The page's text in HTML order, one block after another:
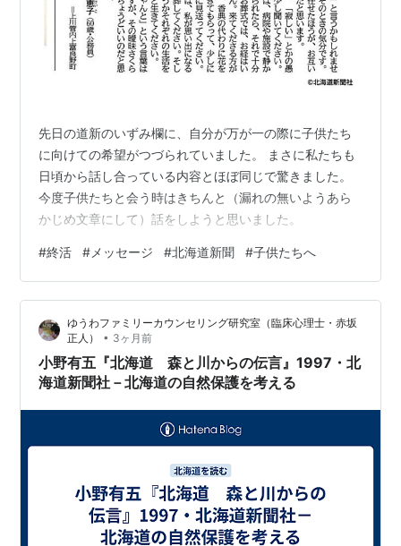
先日の道新のいずみ欄に、自分が万が一の際に子供たち
に向けての希望がつづられていました。 まさに私たちも
日頃から話し合っている内容とほぼ同じで驚きました。
今度子供たちと会う時はきちんと（漏れの無いようあら
かじめ文章にして）話をしようと思いました。
#終活 # メッセージ #北海道新聞 #子供たちへ
ゆうわファミリーカウンセリング研究室（臨床心理士・赤坂
正人）
• 3ヶ月前
小野有五『北海道 森と川からの伝言』1997・北
海道新聞社－北海道の自然保護を考える